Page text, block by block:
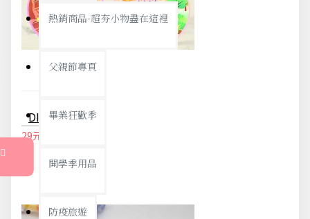
熱銷商品-超夯小物盡在這裡
父親節專頁
畢業狂歡季
開學季用品
防疫旅遊
DIY圓盤貼畫 創意唐詩手工黏貼畫 DIY貼畫材料包
29元